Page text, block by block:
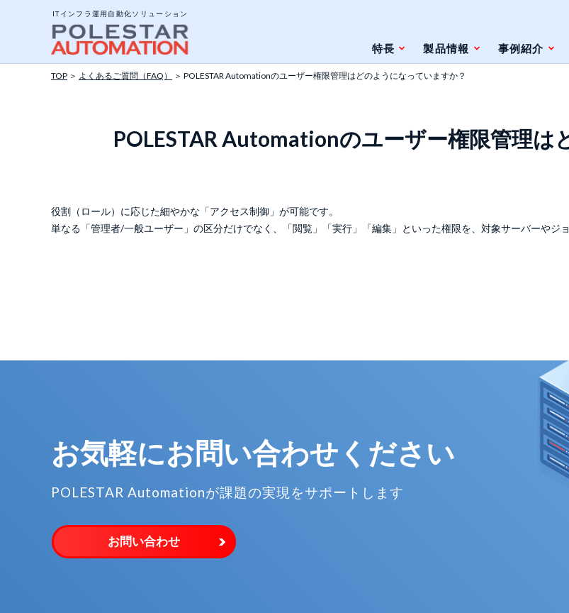
ITインフラ運用自動化ソリューション
特長 製品情報
エージェントとエージェントレス
ポリシーテンプレート
ツールとの連携（Zabbix
事例紹介
TOP ＞ よくあるご質問（FAQ） ＞ POLESTAR Automationのユーザー権限管理はどのようになっていますか？
POLESTAR Automationのユーザー権限管理は
役割（ロール）に応じた細やかな「アクセス制御」が可能です。
単なる「管理者/一般ユーザー」の区分だけでなく、「閲覧」「実行」「編集」といった権限を、対象サーバーやジ
お気軽にお問い合わせください
POLESTAR Automationが課題の実現をサポートします
お問い合わせ